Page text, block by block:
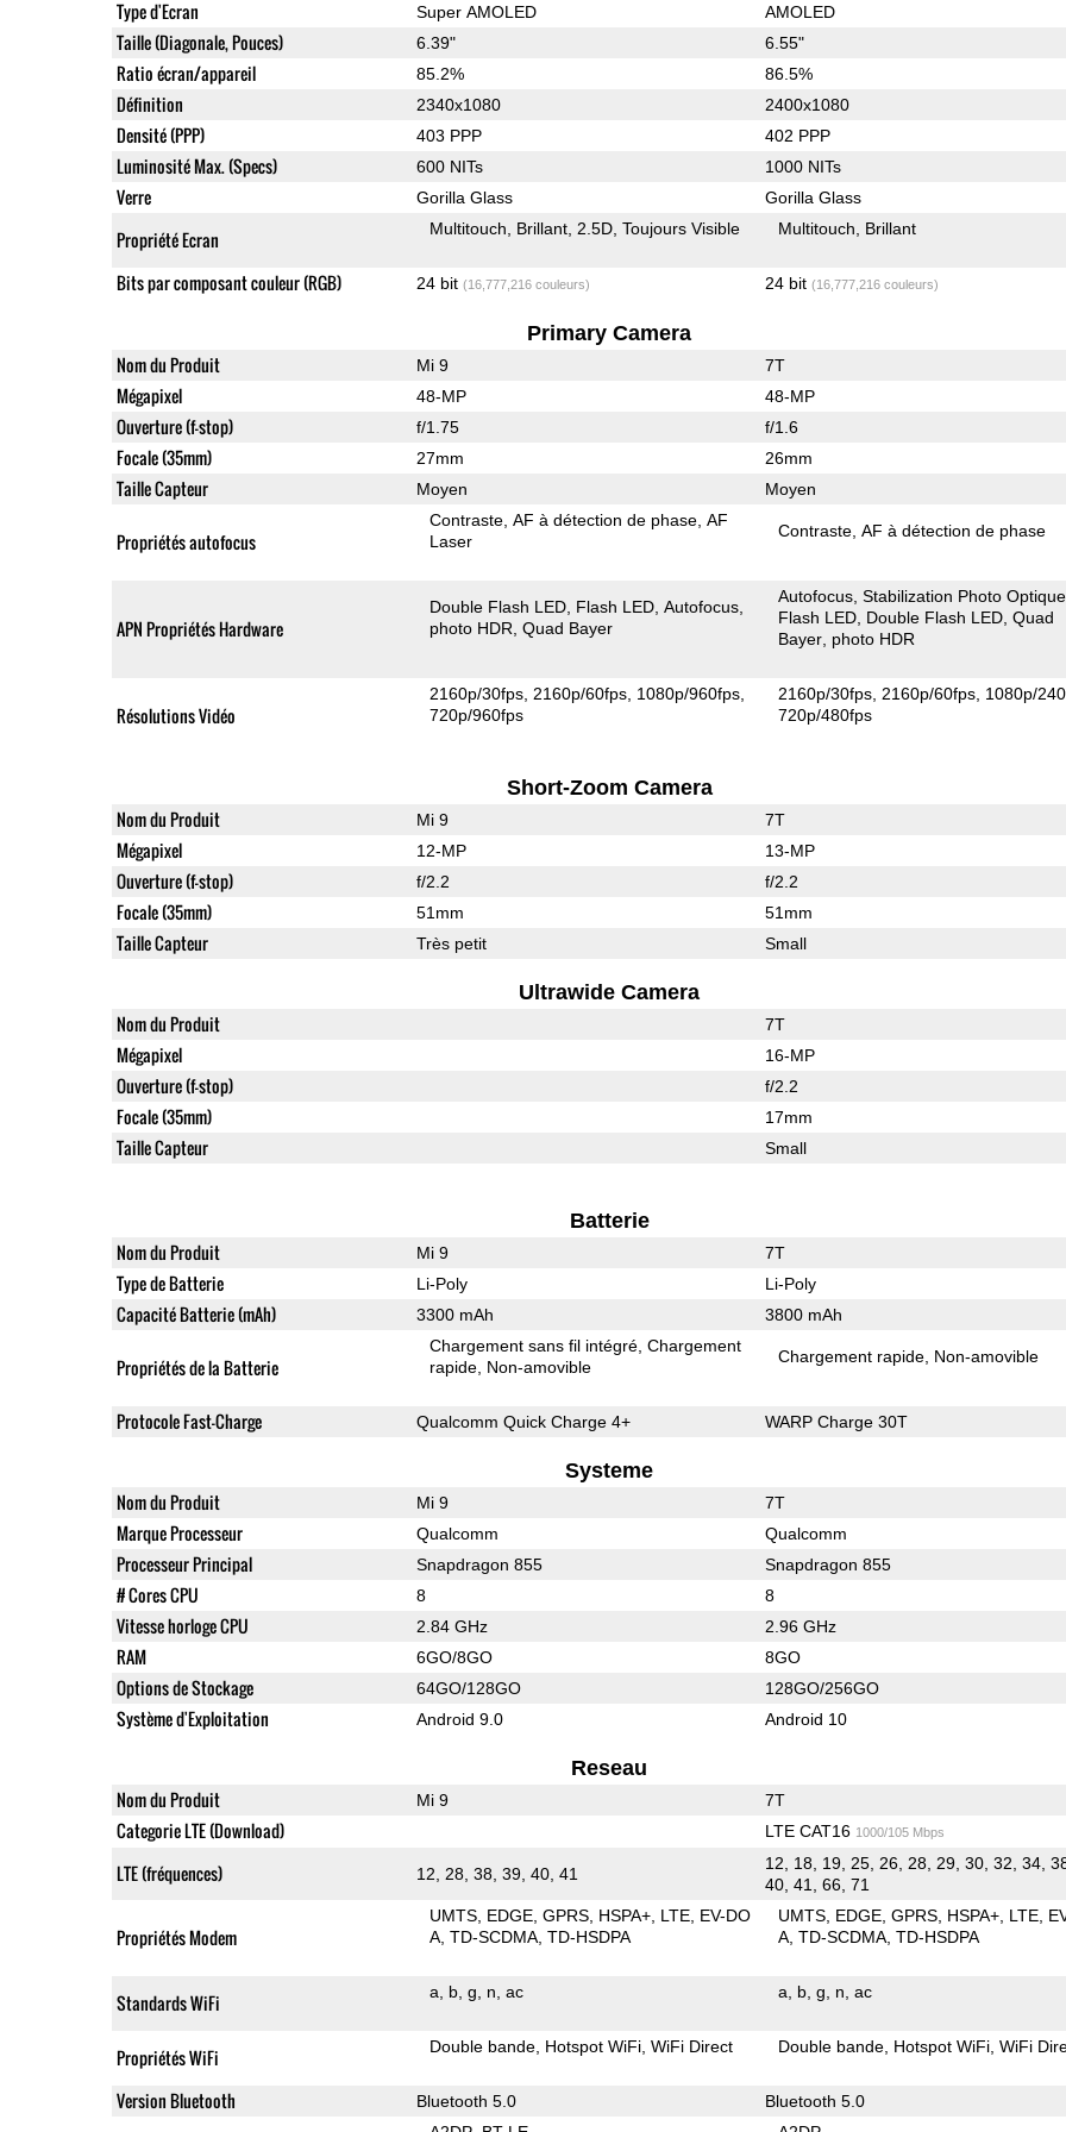
Type d'Ecran Super AMOLED AMOLED
Taille (Diagonale, Pouces) 6.39" 6.55"
Ratio écran/appareil 85.2% 86.5%
Définition 2340x1080 2400x1080
Densité (PPP) 403 PPP 402 PPP
Luminosité Max. (Specs) 600 NITs 1000 NITs
Verre Gorilla Glass Gorilla Glass
Propriété Ecran Multitouch Brillant 2.5D Toujours Visible Multitouch Brillant
Bits par composant couleur (RGB) 24 bit (16,777,216 couleurs) 24 bit (16,777,216 couleurs)
Primary Camera
Nom du Produit Mi 9 7T
Mégapixel 48-MP 48-MP
Ouverture (f-stop) f/1.75 f/1.6
Focale (35mm) 27mm 26mm
Taille Capteur Moyen Moyen
Propriétés autofocus
Contraste AF à détection de phase AF
Laser
Contraste AF à détection de phase
APN Propriétés Hardware
Double Flash LED Flash LED Autofocus
photo HDR Quad Bayer
Autofocus Stabilization Photo Optique
Flash LED Double Flash LED Quad
Bayer photo HDR
Résolutions Vidéo
2160p/30fps 2160p/60fps 1080p/960fps
720p/960fps
2160p/30fps 2160p/60fps 1080p/
720p/480fps
Short-Zoom Camera
Nom du Produit Mi 9 7T
Mégapixel 12-MP 13-MP
Ouverture (f-stop) f/2.2 f/2.2
Focale (35mm) 51mm 51mm
Taille Capteur Très petit Small
Ultrawide Camera
Nom du Produit 7T
Mégapixel 16-MP
Ouverture (f-stop) f/2.2
Focale (35mm) 17mm
Taille Capteur Small
Batterie
Nom du Produit Mi 9 7T
Type de Batterie Li-Poly Li-Poly
Capacité Batterie (mAh) 3300 mAh 3800 mAh
Propriétés de la Batterie
Chargement sans fil intégré Chargement
rapide Non-amovible
Chargement rapide Non-amovible
Protocole Fast-Charge Qualcomm Quick Charge 4+ WARP Charge 30T
Systeme
Nom du Produit Mi 9 7T
Marque Processeur Qualcomm Qualcomm
Processeur Principal Snapdragon 855 Snapdragon 855
# Cores CPU 8 8
Vitesse horloge CPU 2.84 GHz 2.96 GHz
RAM 6GO/8GO 8GO
Options de Stockage 64GO/128GO 128GO/256GO
Système d'Exploitation Android 9.0 Android 10
Reseau
Nom du Produit Mi 9 7T
Categorie LTE (Download) LTE CAT16 1000/105 Mbps
LTE (fréquences) 12, 28, 38, 39, 40, 41
12, 18, 19, 25, 26, 28, 29, 30, 32, 34,
40, 41, 66, 71
Propriétés Modem
UMTS EDGE GPRS HSPA+ LTE EV-DO
A TD-SCDMA TD-HSDPA
UMTS EDGE GPRS HSPA+ LTE
A TD-SCDMA TD-HSDPA
Standards WiFi a b g n ac a b g n ac
Propriétés WiFi Double bande Hotspot WiFi WiFi Direct Double bande Hotspot WiFi WiFi
Version Bluetooth Bluetooth 5.0 Bluetooth 5.0